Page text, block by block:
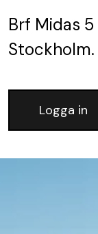
Brf Midas 5
Stockholm.
Logga in